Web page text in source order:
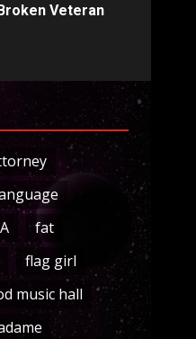
Veteran
fat
flag girl
music hall